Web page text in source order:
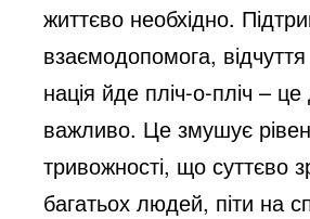
життєво необхідно.
взаємодопомога,
нація йде пліч-о-пліч –
важливо. Це змушує
тривожності, що суттєво
багатьох людей, піти на